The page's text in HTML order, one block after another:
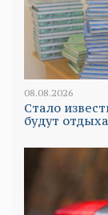
08.08.2026
Стало
будут